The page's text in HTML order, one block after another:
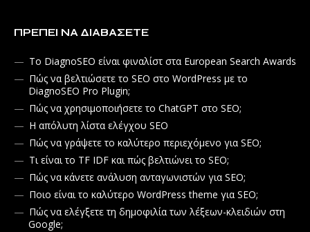
ΠΡΈΠΕΙ ΝΑ ΔΙΑΒΆΣΕΤΕ
Το DiagnoSEO είναι φιναλίστ στα European Search Awards
Πώς να βελτιώσετε το SEO στο WordPress με το
DiagnoSEO Pro Plugin;
Πώς να χρησιμοποιήσετε το ChatGPT στο SEO;
Η απόλυτη λίστα ελέγχου SEO
Πώς να γράψετε το καλύτερο περιεχόμενο για SEO;
Τι είναι το TF IDF και πώς βελτιώνει το SEO;
Πώς να κάνετε ανάλυση ανταγωνιστών για SEO;
Ποιο είναι το καλύτερο WordPress theme για SEO;
Πώς να ελέγξετε τη δημοφιλία των λέξεων-κλειδιών στη
Google;